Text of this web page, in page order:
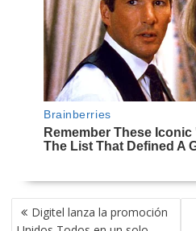
NAVEGACIÓN
DE Digitel lanza la promoción